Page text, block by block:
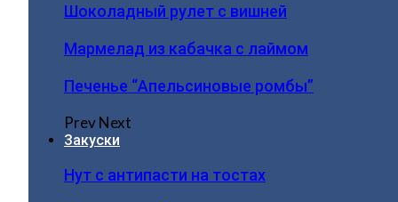
Шоколадный рулет с вишней
Мармелад из кабачка с лаймом
Печенье “Апельсиновые ромбы”
PrevNext
Закуски
Нут с антипасти на тостах